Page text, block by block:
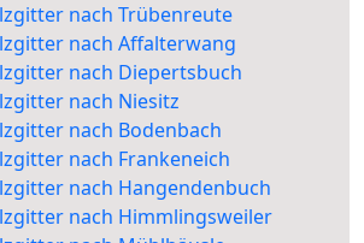
nach Trübenreute
nach Affalterwang
nach Diepertsbuch
nach Niesitz
nach Bodenbach
nach Frankeneich
nach Hangendenbuch
nach Himmlingsweiler